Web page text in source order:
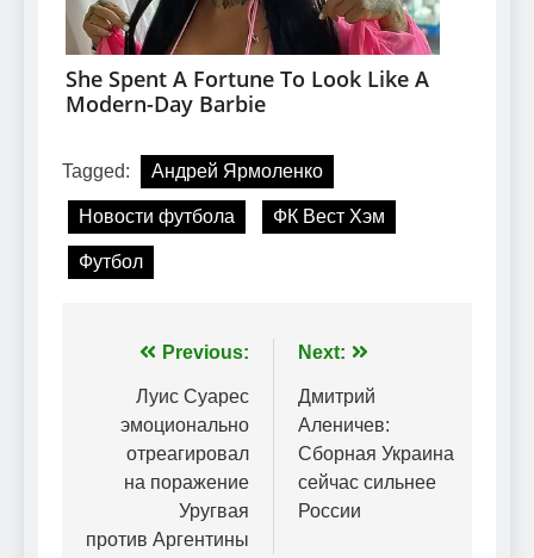
Tagged: Андрей Ярмоленко
Новости футбола ФК Вест Хэм
Футбол
Навігація
записів
Previous:
Луис Суарес
эмоционально
отреагировал
на поражение
Уругвая
против Аргентины
Next:
Дмитрий
Аленичев:
Сборная Украина
сейчас сильнее
России